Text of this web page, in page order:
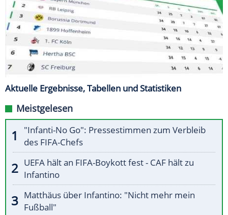
Aktuelle Ergebnisse, Tabellen und Statistiken
Meistgelesen
"Infanti-No Go": Pressestimmen zum Verbleib
des FIFA-Chefs
UEFA hält an FIFA-Boykott fest - CAF hält zu
Infantino
Matthäus über Infantino: "Nicht mehr mein
Fußball"